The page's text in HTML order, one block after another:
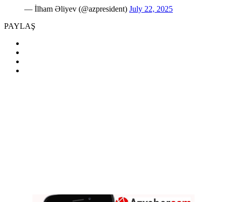
— İlham Əliyev (@azpresident) July 22, 2025
PAYLAŞ